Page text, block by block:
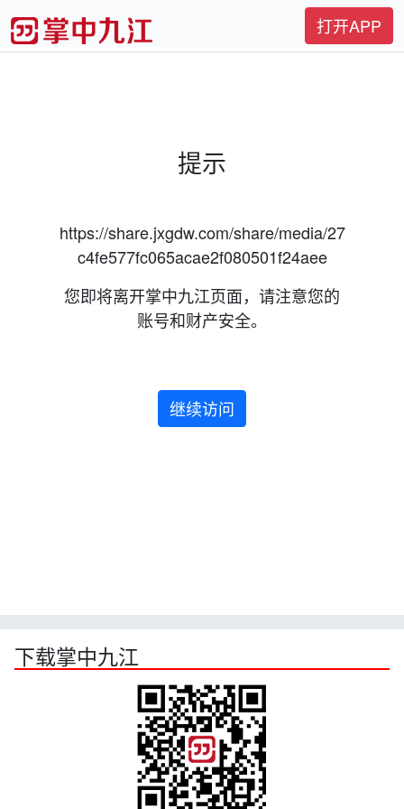
打开APP
提示
https://share.jxgdw.com/share/media/27
c4fe577fc065acae2f080501f24aee
您即将离开掌中九江页面，请注意您的
账号和财产安全。
继续访问
下载掌中九江